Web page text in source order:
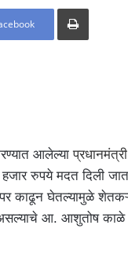
Print
आलेल्या
हजार रुपये मदत दिली
काढून घेतल्यामुळे
आ. आशुतोष काळे